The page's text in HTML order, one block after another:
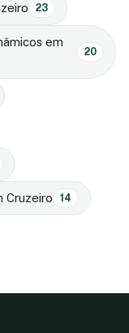
23
em
20
Cruzeiro 14